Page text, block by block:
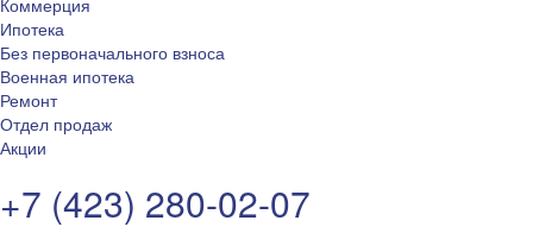
Коммерция
Ипотека
Без первоначального взноса
Военная ипотека
Ремонт
Отдел продаж
Акции
+7 (423) 280-02-07